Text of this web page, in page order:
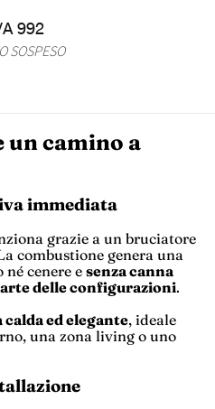
992
SOSPESO
un camino a
immediata
grazie a un bruciatore
combustione genera una
cenere e senza canna
delle configurazioni.
ed elegante, ideale
una zona living o uno